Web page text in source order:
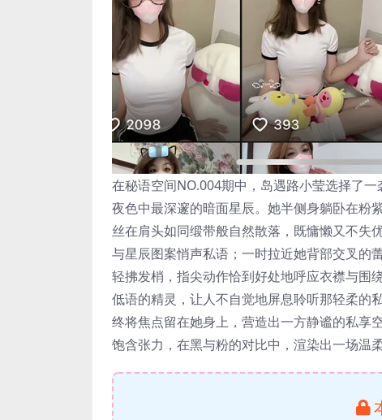
在秘语空间NO.004期中，岛遇路小莹选择了
夜色中最深邃的暗面星辰。她半侧身躺卧在粉
丝在肩头如同缎带般自然散落，既慵懒又不失
与星辰图案悄声私语；一时拉近她背部交叉的
轻拂发梢，指尖动作恰到好处地呼应衣襟与围
低语的精灵，让人不自觉地屏息聆听那轻柔的
终将焦点留在她身上，营造出一方静谧的私享
饱含张力，在黑与粉的对比中，渲染出一场温